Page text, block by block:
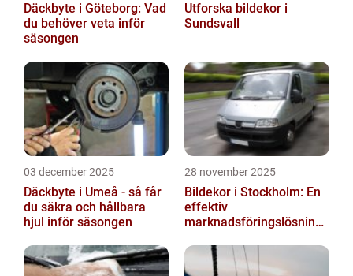
Däckbyte i Göteborg: Vad
du behöver veta inför
säsongen
Utforska bildekor i
Sundsvall
03 december 2025
Däckbyte i Umeå - så får
du säkra och hållbara
hjul inför säsongen
28 november 2025
Bildekor i Stockholm: En
effektiv
marknadsföringslösning